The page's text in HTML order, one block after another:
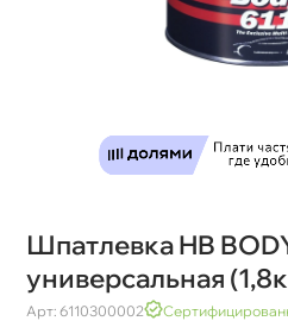
Шпатлевка HB
универсальная
Арт: 6110300002